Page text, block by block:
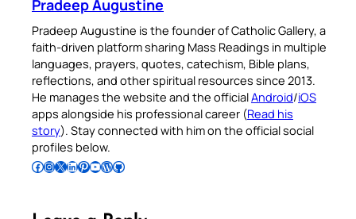
Pradeep Augustine
Pradeep Augustine is the founder of Catholic Gallery, a
faith-driven platform sharing Mass Readings in multiple
languages, prayers, quotes, catechism, Bible plans,
reflections, and other spiritual resources since 2013.
He manages the website and the officialAndroid/iOS
apps alongside his professional career (Read his
story). Stay connected with him on the official social
profiles below.
Follow Pradeep on Facebook Follow Pradeep on InstagramFollow Pradeep on X Follow Pradeep on LinkedIn Follow Pradeep on Pinterest Subscribe to Pradeep’s Youtube Channel Follow Pradeep on WordPress Follow Pradeep on GitHub